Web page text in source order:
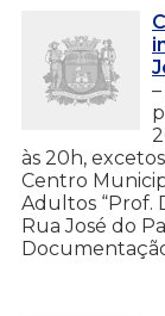
às 20h,
Centro
Adultos “Prof.
Rua José do